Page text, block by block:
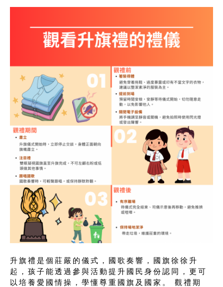
升旗禮是個莊嚴的儀式，國歌奏響，國旗徐徐升
起，孩子能透過參與活動提升國民身份認同，更可
以培養愛國情操，學懂尊重國旗及國家。 觀禮期